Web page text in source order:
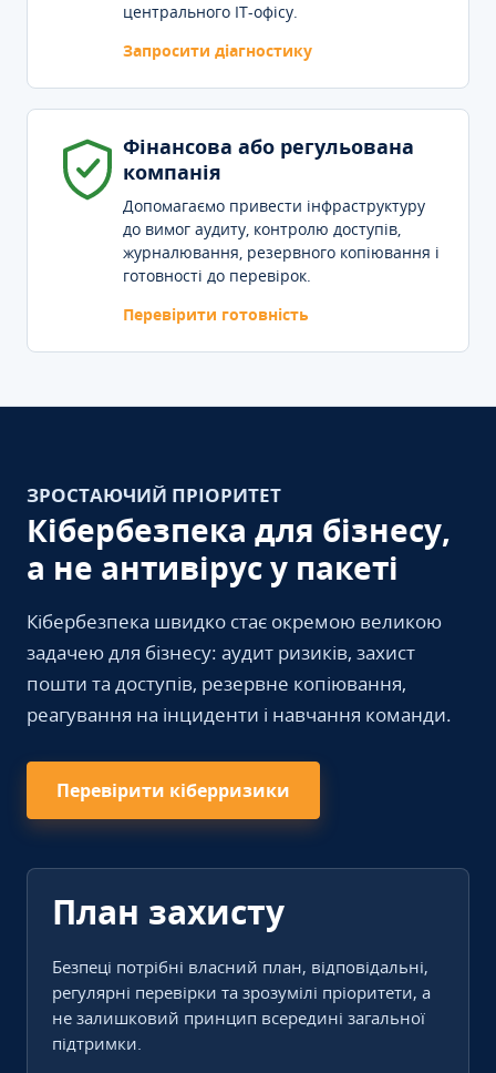
центрального IT-офісу.
Запросити діагностику
Фінансова або регульована
компанія
Допомагаємо привести інфраструктуру
до вимог аудиту, контролю доступів,
журналювання, резервного копіювання і
готовності до перевірок.
Перевірити готовність
ЗРОСТАЮЧИЙ ПРІОРИТЕТ
Кібербезпека для бізнесу,
а не антивірус у пакеті
Кібербезпека швидко стає окремою великою
задачею для бізнесу: аудит ризиків, захист
пошти та доступів, резервне копіювання,
реагування на інциденти і навчання команди.
Перевірити кіберризики
План захисту
Безпеці потрібні власний план, відповідальні,
регулярні перевірки та зрозумілі пріоритети, а
не залишковий принцип всередині загальної
підтримки.